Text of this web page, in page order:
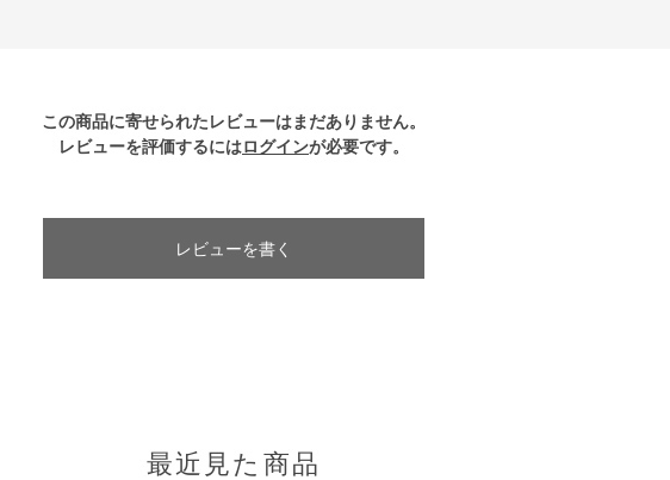
この商品に寄せられたレビューはまだありません。
レビューを評価するにはログインが必要です。
レビューを書く
最近見た商品